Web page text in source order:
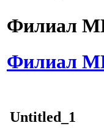
Филиал
Филиал
Untitled_1